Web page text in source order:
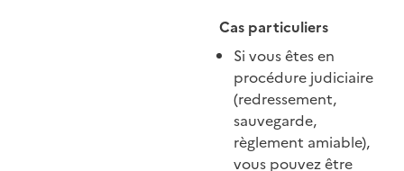
Cas particuliers
Si vous êtes en
procédure judiciaire
(redressement,
sauvegarde,
règlement amiable),
vous pouvez être